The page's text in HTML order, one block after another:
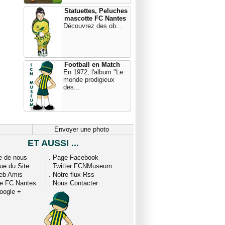
Statuettes, Peluches
mascotte FC Nantes
Découvrez des ob...
Football en Match
En 1972, l'album "Le
monde prodigieux
des...
Envoyer une photo
ET AUSSI ...
de nous
du Site
Amis
FC Nantes
+
. Page Facebook
. Twitter FCNMuseum
. Notre flux Rss
. Nous Contacter